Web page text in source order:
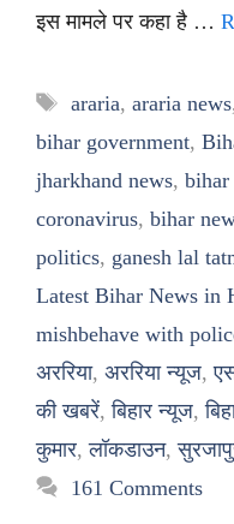
इस मामले पर कहा है …
Tags
araria, araria news
bihar government,
jharkhand news,
coronavirus, bihar
politics, ganesh lal
Latest Bihar News in
mishbehave with
अररिया, अररिया न्यूज,
की खबरें,बिहार न्यूज,
कुमार,लॉकडाउन,
161 Comments